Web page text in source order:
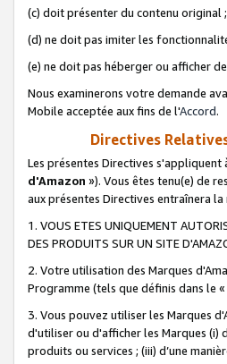
(c) doit présenter du contenu original ;
(d) ne doit pas imiter les
(e) ne doit pas héberger ou afficher
Nous examinerons votre demande
Mobile acceptée aux fins de l'Accord.
Directives
Les présentes Directives
d'Amazon »). Vous êtes tenu(e) de
aux présentes Directives entraînera
1. VOUS ETES UNIQUEMENT
DES PRODUITS SUR UN SITE
2. Votre utilisation des Marques
Programme (tels que définis dans le «
3. Vous pouvez utiliser les Marques
d'utiliser ou d'afficher les Marques (i)
produits ou services ; (iii) d’une